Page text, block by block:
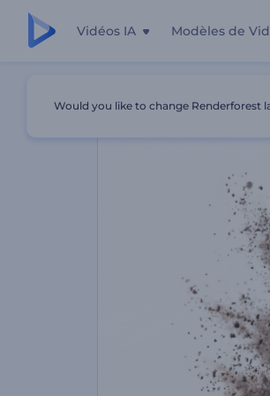
Vidéos IA Modèles de
Would you like to change Renderforest